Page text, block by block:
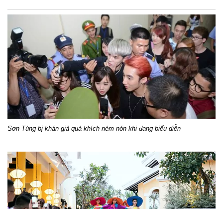
Sơn Tùng bị khán giả quá khích ném nón khi đang biểu diễn